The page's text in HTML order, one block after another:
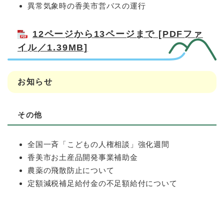
異常気象時の香美市営バスの運行
12ページから13ページまで [PDFファ
イル／1.39MB]
お知らせ
その他
全国一斉「こどもの人権相談」強化週間
香美市お土産品開発事業補助金
農薬の飛散防止について
定額減税補足給付金の不足額給付について